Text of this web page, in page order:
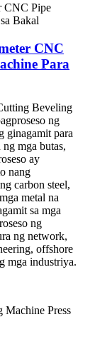
CNC
Para
Beveling
ng
ginagamit para
mga butas,
ay
nang
carbon steel,
metal na
sa mga
ng
ng network,
offshore
mga industriya.